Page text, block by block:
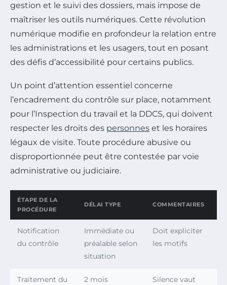
gestion et le suivi des dossiers, mais impose de
maîtriser les outils numériques. Cette révolution
numérique modifie en profondeur la relation entre
les administrations et les usagers, tout en posant
des défis d’accessibilité pour certains publics.
Un point d’attention essentiel concerne
l’encadrement du contrôle sur place, notamment
pour l’Inspection du travail et la DDCS, qui doivent
respecter les droits des personnes et les horaires
légaux de visite. Toute procédure abusive ou
disproportionnée peut être contestée par voie
administrative ou judiciaire.
ÉTAPE DE LA
PROCÉDURE
DÉLAI TYPE COMMENTAIRES
Notification
du contrôle
Immédiate ou
préalable selon
situation
Doit expliciter
les motifs
Traitement du
2 mois
Silence vaut